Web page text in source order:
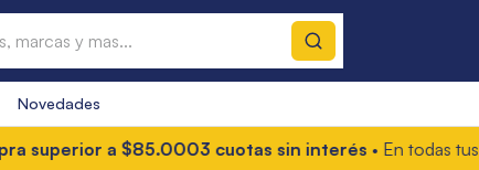
Novedades
a $85.0003 cuotas sin interés• En todas tus compras